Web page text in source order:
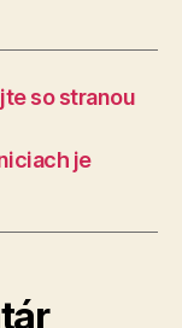
so stranou
je